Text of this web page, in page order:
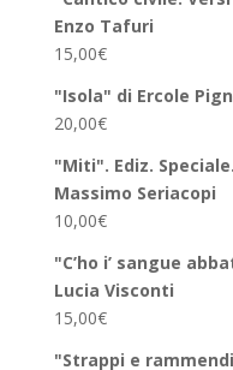
Enzo Tafuri
15,00€
"Isola" di Ercole
20,00€
"Miti". Ediz.
Massimo Seriacopi
10,00€
"C’ho i’ sangue
Lucia Visconti
15,00€
"Strappi e